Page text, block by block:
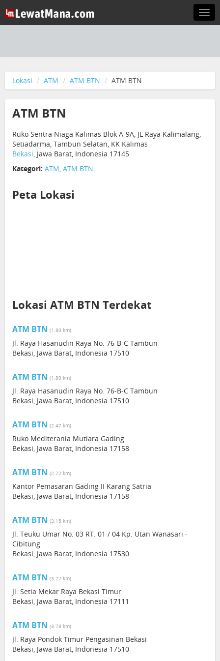
Lokasi ATM ATM BTN ATM BTN
ATM BTN
Ruko Sentra Niaga Kalimas Blok A-9A, JL Raya Kalimalang,
Setiadarma, Tambun Selatan, KK Kalimas
Bekasi, Jawa Barat, Indonesia 17145
Kategori: ATM, ATM BTN
Peta Lokasi
Lokasi ATM BTN Terdekat
ATM BTN (1.80 km)
Jl. Raya Hasanudin Raya No. 76-B-C Tambun
Bekasi, Jawa Barat, Indonesia 17510
ATM BTN (1.80 km)
Jl. Raya Hasanudin Raya No. 76-B-C Tambun
Bekasi, Jawa Barat, Indonesia 17510
ATM BTN (2.47 km)
Ruko Mediterania Mutiara Gading
Bekasi, Jawa Barat, Indonesia 17158
ATM BTN (2.72 km)
Kantor Pemasaran Gading II Karang Satria
Bekasi, Jawa Barat, Indonesia 17158
ATM BTN (3.15 km)
Jl. Teuku Umar No. 03 RT. 01 / 04 Kp. Utan Wanasari -
Cibitung
Bekasi, Jawa Barat, Indonesia 17530
ATM BTN (3.27 km)
Jl. Setia Mekar Raya Bekasi Timur
Bekasi, Jawa Barat, Indonesia 17111
ATM BTN (3.78 km)
Jl. Raya Pondok Timur Pengasinan Bekasi
Bekasi, Jawa Barat, Indonesia 17510